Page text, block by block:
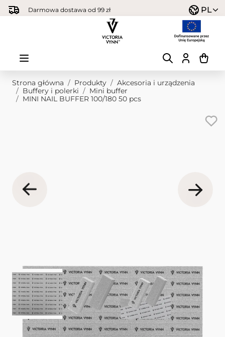
Przejdź do treści
Darmowa dostawa od 99 zł PL
Strona główna / Produkty / Akcesoria i urządzenia
/ Buffery i polerki / Mini buffer
/ MINI NAIL BUFFER 100/180 50 pcs
Akcesoria do paznokci
View larger imageView larger imageView larger image